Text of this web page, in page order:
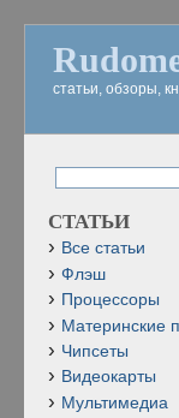
статьи, обзоры,
СТАТЬИ
Все статьи
Флэш
Процессоры
Материнские
Чипсеты
Видеокарты
Мультимедиа